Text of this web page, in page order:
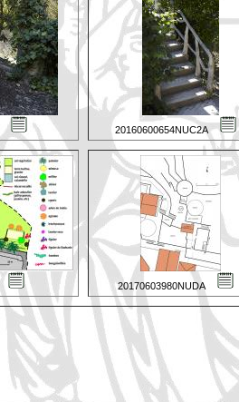
20160600654NUC2A
20170603980NUDA